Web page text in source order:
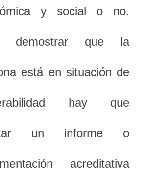
y social o no.
demostrar que la
está en situación de
hay que
un informe o
acreditativa